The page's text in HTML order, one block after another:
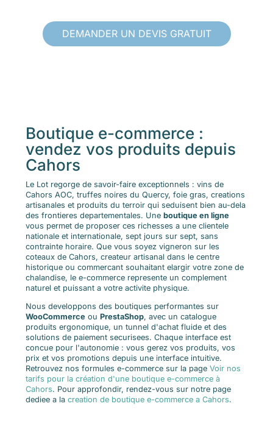
DEMANDER UN DEVIS GRATUIT
Boutique e-commerce :
vendez vos produits depuis
Cahors
Le Lot regorge de savoir-faire exceptionnels : vins de
Cahors AOC, truffes noires du Quercy, foie gras, creations
artisanales et produits du terroir qui seduisent bien au-dela
des frontieres departementales. Uneboutique en ligne
vous permet de proposer ces richesses a une clientele
nationale et internationale, sept jours sur sept, sans
contrainte horaire. Que vous soyez vigneron sur les
coteaux de Cahors, createur artisanal dans le centre
historique ou commercant souhaitant elargir votre zone de
chalandise, le e-commerce represente un complement
naturel et puissant a votre activite physique.
Nous developpons des boutiques performantes sur
WooCommerce ouPrestaShop, avec un catalogue
produits ergonomique, un tunnel d'achat fluide et des
solutions de paiement securisees. Chaque interface est
concue pour l'autonomie : vous gerez vos produits, vos
prix et vos promotions depuis une interface intuitive.
Retrouvez nos formules e-commerce sur la pageVoir nos
tarifs pour la création d'une boutique e-commerce à
Cahors. Pour approfondir, rendez-vous sur notre page
dediee a lacreation de boutique e-commerce a Cahors.